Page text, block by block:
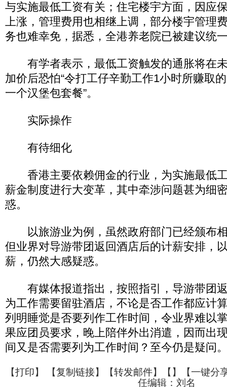
与实施最低工资有关；住宅楼宇方面，因应
上涨，管理费用也相继上调，部分楼宇管理
务也难幸免，据悉，全港养老院已被建议统
有学者表示，最低工资触发的通胀将在
加价后恐怕“令打工仔辛勤工作1小时所赚取
一个汉堡包套餐”。
实际操作
有待细化
香港主要依赖佣金的行业，为实施最低
薪金制度进行大变革，其中牵涉问题甚为细
惑。
以旅游业为例，虽然政府部门已经颁布
但业界对导游带团返回酒店后的计薪安排，
薪，仍然大感疑惑。
有媒体报道指出，按照指引，导游带团
为工作需要留驻酒店，不论是否工作都应计
列明睡觉是否要列作工作时间，令业界难以
果应团员要求，晚上陪伴外出消遣，因而出
间又是否需要列为工作时间？至今仍是疑问
【打印】 【复制链接】【转发邮件】【 】
【一键分
任编辑：刘名